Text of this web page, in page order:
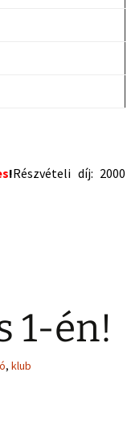
!Részvételi díj: 2000
1-én!
, klub